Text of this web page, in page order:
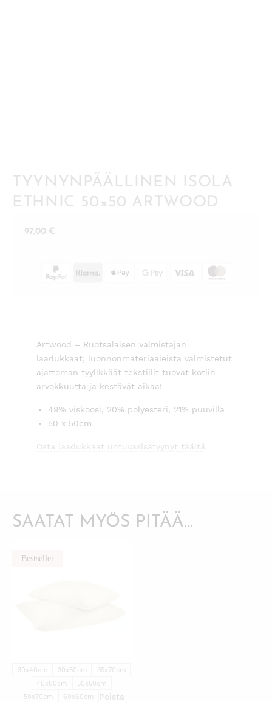
TYYNYNPÄÄLLINEN ISOLA
ETHNIC 50×50 ARTWOOD
97,00 €
Artwood – Ruotsalaisen valmistajan
laadukkaat, luonnonmateriaaleista valmistetut
ajattoman tyylikkäät tekstiilit tuovat kotiin
arvokkuutta ja kestävät aikaa!
49% viskoosi, 20% polyesteri, 21% puuvilla
50 x 50cm
Osta laadukkaat untuvasisätyynyt täältä
SAATAT MYÖS PITÄÄ...
BestsellerKATSO PIKANÄKYMÄ
30x40cm 30x50cm
35x70cm
40x60cm
50x50cm
50x70cm
60x60cm Poista